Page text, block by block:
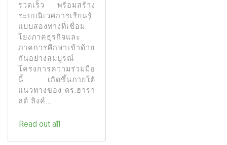
รวดเร็ว พร้อมสร้าง
ระบบนิเวศการเรียนรู้
แบบสองทางที่เชื่อม
โยงภาคธุรกิจและ
ภาคการศึกษาเข้าด้วย
กันอย่างสมบูรณ์
โครงการความร่วมมือ
นี้ เกิดขึ้นภายใต้
แนวทางของ ดร.ฮารา
ลด์ ลิงค์...
Read out all